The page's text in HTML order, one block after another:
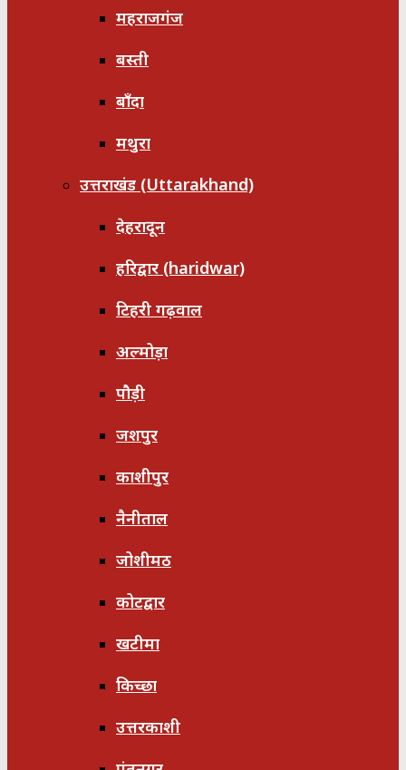
महराजगंज
बस्ती
बाँदा
मथुरा
उत्तराखंड (Uttarakhand)
देहरादून
हरिद्वार (haridwar)
टिहरी गढ़वाल
अल्मोड़ा
पौड़ी
जशपुर
काशीपुर
नैनीताल
जोशीमठ
कोटद्वार
खटीमा
किच्छा
उत्तरकाशी